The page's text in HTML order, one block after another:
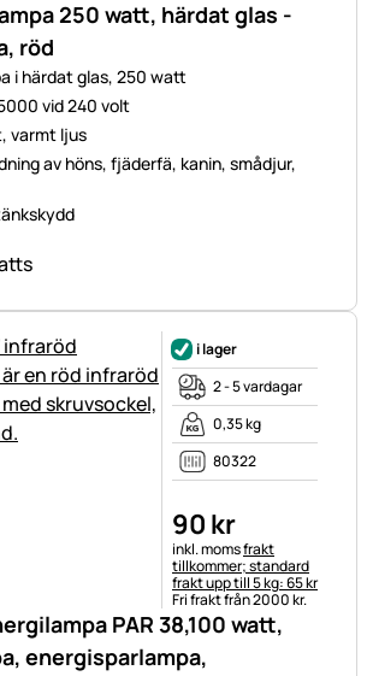
250 watt, härdat glas -
röd
i härdat glas, 250 watt
vid 240 volt
varmt ljus
av höns, fjäderfä, kanin, smådjur,
PAR 38,100 watt,
energisparlampa,
i lager
2 - 5 vardagar
0,35 kg
80322
90 kr
Skatteinformation:
inkl. momsfrakt
tillkommer; standard
frakt upp till 5 kg: 65 kr
Fri frakt från 2000 kr.